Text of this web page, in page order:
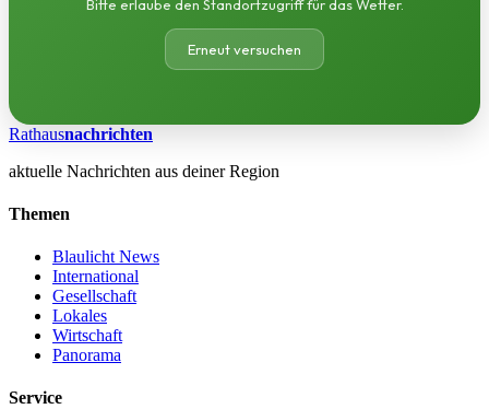
Bitte erlaube den Standortzugriff für das Wetter.
Erneut versuchen
Rathausnachrichten
aktuelle Nachrichten aus deiner Region
Themen
Blaulicht News
International
Gesellschaft
Lokales
Wirtschaft
Panorama
Service